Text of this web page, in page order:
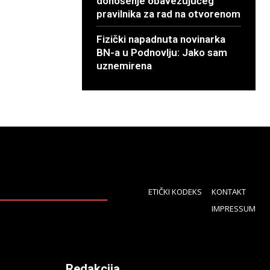
pravilnika za rad na otvorenom
Fizički napadnuta novinarka
BN-a u Podnovlju: Jako sam
uznemirena
ETIČKI KODEKS
KONTAKT
IMPRESSUM